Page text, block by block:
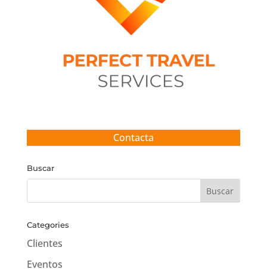
Contacta
Buscar
Categories
Clientes
Eventos